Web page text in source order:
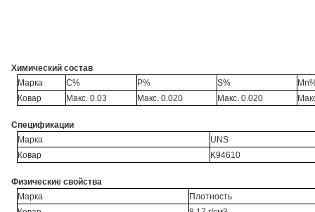
Химический состав
Марка
C% P% S%
Ковар
Макс. 0.03 Макс. 0.020 Макс. 0.020
Спецификации
Марка
UNS
Ковар
K94610
Физические свойства
Марка
Плотность